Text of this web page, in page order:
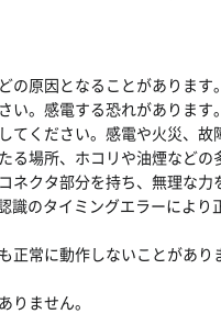
の原因となることがあります。
い。感電する恐れがあります。
ください。感電や火災、故
る場所、ホコリや油煙など
ネクタ部分を持ち、無理な
識のタイミングエラーによ
正常に動作しないことがあり
ません。